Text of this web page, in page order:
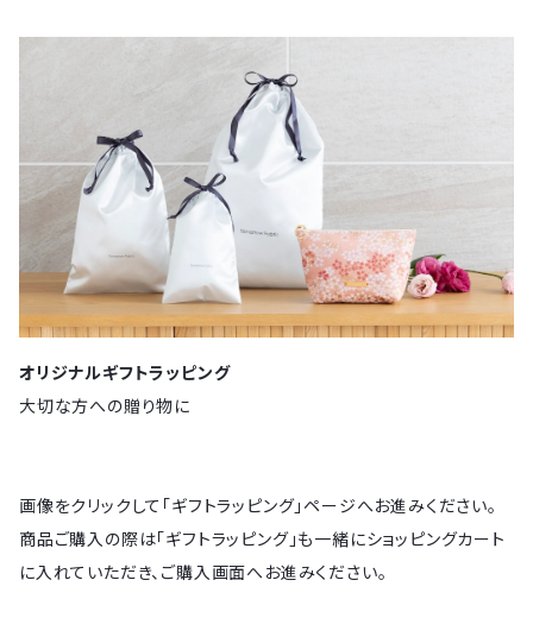
オリジナルギフトラッピング
大切な方への贈り物に
画像をクリックして「ギフトラッピング」ページへお進みください。
商品ご購入の際は「ギフトラッピング」も一緒にショッピングカート
に入れていただき、ご購入画面へお進みください。